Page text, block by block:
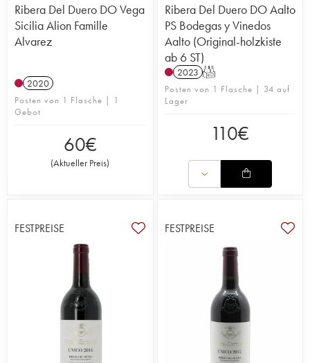
Ribera Del Duero DO Vega
Sicilia Alion Famille
Alvarez
2020
Posten von 1 Flasche | 1
Gebot
60€
(Aktueller Preis)
Ribera Del Duero DO Aalto
PS Bodegas y Vinedos
Aalto (Original-holzkiste
ab 6 ST)
2023 T
Posten von 1 Flasche | 34 auf
Lager
110€
FESTPREISE FESTPREISE